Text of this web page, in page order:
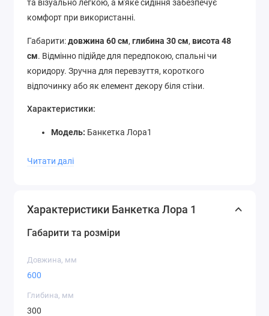
та візуально легкою, а м'яке сидіння забезпечує
комфорт при використанні.
Габарити:довжина 60 см, глибина 30 см, висота 48
см. Відмінно підійде для передпокою, спальні чи
коридору. Зручна для перевзуття, короткого
відпочинку або як елемент декору біля стіни.
Характеристики:
Модель: Банкетка Лора1
Довжина:
Переваги:
Максимальна компактність – легко
Надійний металевий каркас
будь-який стиль
Читати далі
Характеристики Банкетка Лора 1
Габарити та розміри
Довжина, мм
600
Глибина, мм
300